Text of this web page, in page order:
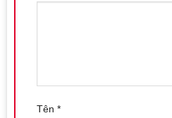
Tên *